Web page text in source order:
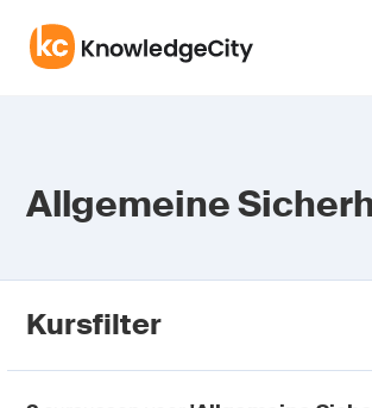
Allgemeine
Kursfilter